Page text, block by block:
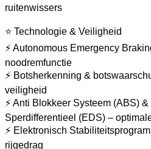
ruitenwissers
⭐ Technologie & Veiligheid
⚡ Autonomous Emergency
noodremfunctie
⚡ Botsherkenning &
veiligheid
⚡ Anti Blokkeer Systeem (ABS)
Sperdifferentieel (EDS) –
⚡ Elektronisch
rijgedrag